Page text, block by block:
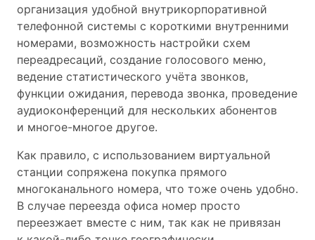
организация удобной внутрикорпоративной
телефонной системы с короткими внутренними
номерами, возможность настройки схем
переадресаций, создание голосового меню,
ведение статистического учёта звонков,
функции ожидания, перевода звонка, проведение
аудиоконференций для нескольких абонентов
и многое-многое другое.
Как правило, с использованием виртуальной
станции сопряжена покупка прямого
многоканального номера, что тоже очень удобно.
В случае переезда офиса номер просто
переезжает вместе с ним, так как не привязан